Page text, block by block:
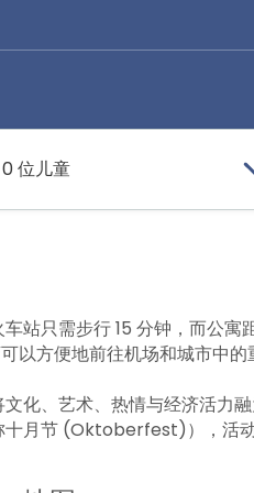
、0 位儿童
站只需步行 15 分钟，而公
方便地前往机场和城市中的
化、艺术、热情与经济活力
月节 (Oktoberfest)），活